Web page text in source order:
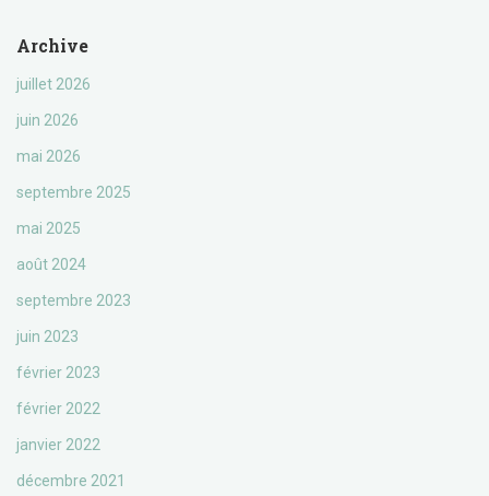
Archive
juillet 2026
juin 2026
mai 2026
septembre 2025
mai 2025
août 2024
septembre 2023
juin 2023
février 2023
février 2022
janvier 2022
décembre 2021